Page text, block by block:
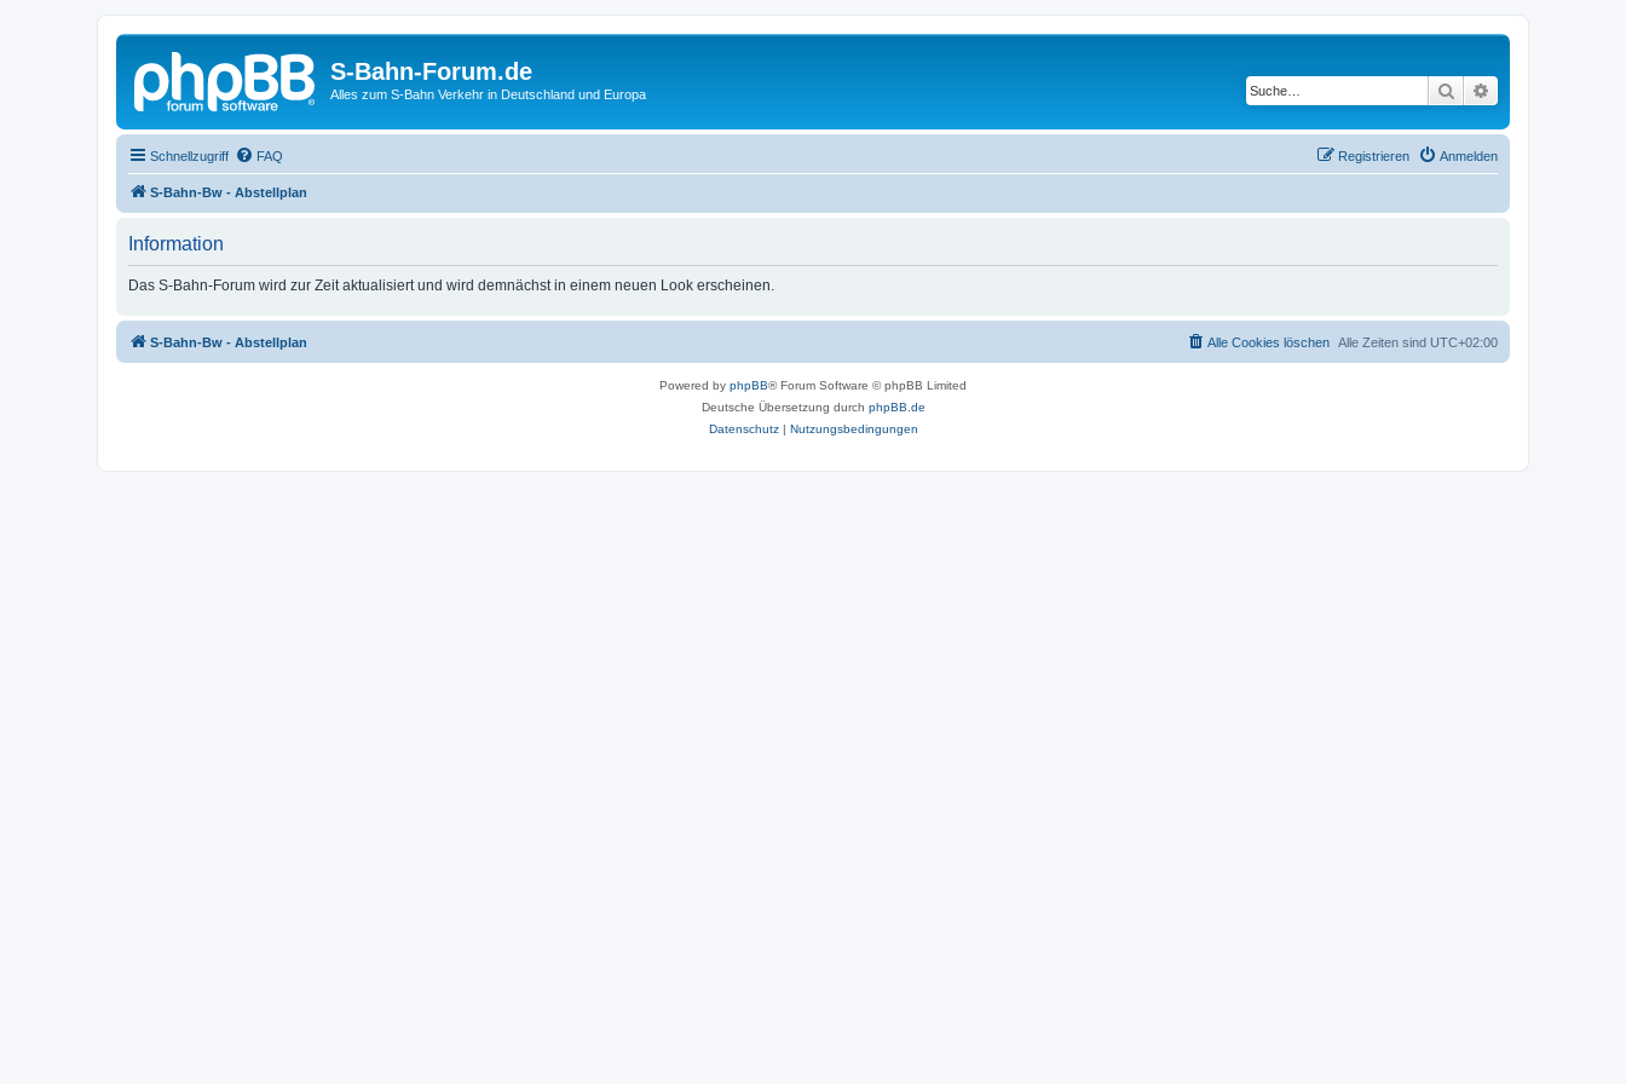
S-Bahn-Forum.de
Alles zum S-Bahn Verkehr in Deutschland und Europa Suche
Schnellzugriff FAQ Anmelden
Registrieren
S-Bahn-Bw - Abstellplan
Information
Das S-Bahn-Forum wird zur Zeit aktualisiert und wird demnächst in einem neuen Look erscheinen.
S-Bahn-Bw - Abstellplan Alle Zeiten sind UTC+02:00
Alle Cookies löschen
Powered by phpBB® Forum Software © phpBB Limited
Deutsche Übersetzung durch phpBB.de
Datenschutz| Nutzungsbedingungen